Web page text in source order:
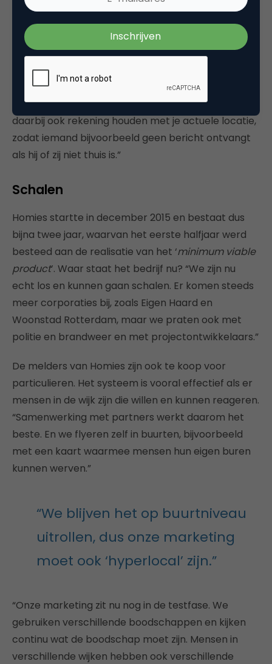
geen apparaat te willen, maar er wel voor open te
staan te reageren bij een bericht. Zo’n bericht gaat
namelijk niet alleen naar vaste contactpersonen,
maar ook naar de vijf dichtstbijzijnde mensen. Het
zijn dus dynamische groepen. Op termijn gaan we
daarbij ook rekening houden met je actuele locatie,
zodat iemand bijvoorbeeld geen bericht ontvangt
als hij of zij niet thuis is.”
Schalen
Homies startte in december 2015 en bestaat dus
bijna twee jaar, waarvan het eerste halfjaar werd
besteed aan de realisatie van het ‘minimum viable
product’. Waar staat het bedrijf nu? “We zijn nu
echt los en kunnen gaan schalen. Er komen steeds
meer corporaties bij, zoals Eigen Haard en
Woonstad Rotterdam, maar we praten ook met
politie en brandweer en met projectontwikkelaars.”
De melders van Homies zijn ook te koop voor
particulieren. Het systeem is vooral effectief als er
mensen in de wijk zijn die willen en kunnen reageren.
“Samenwerking met partners werkt daarom het
beste. En we flyeren zelf in buurten, bijvoorbeeld
met een kaart waarmee mensen hun eigen buren
kunnen werven.”
“We blijven het op buurtniveau
uitrollen, dus onze marketing
moet ook ‘hyperlocal’ zijn.”
“Onze marketing zit nu nog in de testfase. We
gebruiken verschillende boodschappen en kijken
continu wat de boodschap moet zijn. Mensen in
verschillende wijken hebben ook verschillende